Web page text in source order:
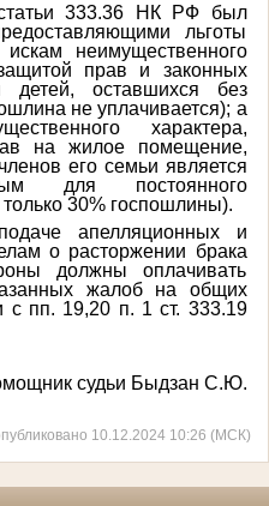
333.36 НК РФ был
льготы
неимущественного
прав и законных
детей, оставшихся без
не уплачивается); а
характера,
на жилое помещение,
его семьи является
для постоянного
30% госпошлины).
апелляционных и
о расторжении брака
должны оплачивать
жалоб на общих
с пп. 19,20 п. 1 ст. 333.19
судьи Быдзан С.Ю.
10.12.2024 10:26 (МСК)